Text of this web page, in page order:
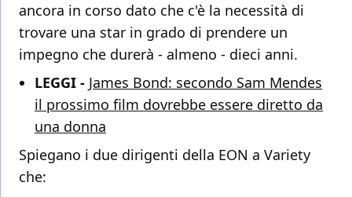
ancora in corso dato che c'è la necessità di
trovare una star in grado di prendere un
impegno che durerà - almeno - dieci anni.
LEGGI - James Bond: secondo Sam Mendes
il prossimo film dovrebbe essere diretto da
una donna
Spiegano i due dirigenti della EON a Variety
che: